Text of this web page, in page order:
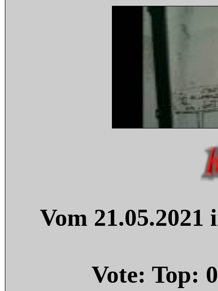
Vom
Vote: Top: 0